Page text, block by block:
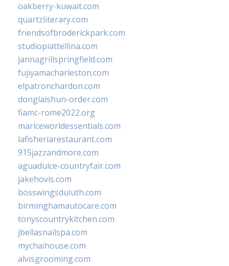
oakberry-kuwait.com
quartzliterary.com
friendsofbroderickpark.com
studiopiattellina.com
jannagrillspringfield.com
fujiyamacharleston.com
elpatronchardon.com
donglaishun-order.com
fiamc-rome2022.org
mariceworldessentials.com
lafisheriarestaurant.com
915jazzandmore.com
aguadulce-countryfair.com
jakehovis.com
bosswingsduluth.com
birminghamautocare.com
tonyscountrykitchen.com
jbellasnailspa.com
mychaihouse.com
alvisgrooming.com